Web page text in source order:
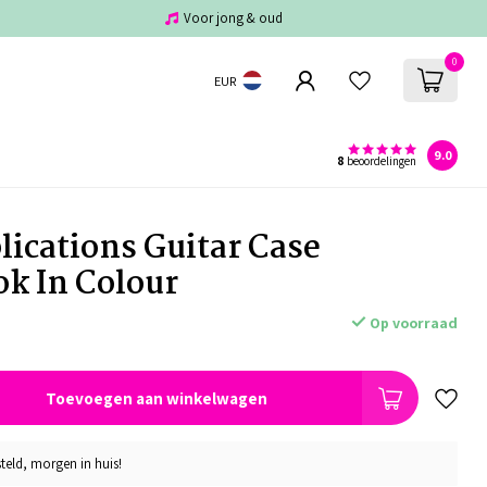
Voor jong & oud
EUR
0
8 beoordelingen 9.0
Guitar Case
In Colour
Op voorraad
Toevoegen aan winkelwagen
morgen in huis!